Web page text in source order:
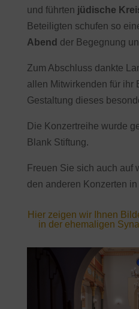
und führten jüdische
Beteiligten schufen so
Abend der Begegnung
Zum Abschluss dankte
allen Mitwirkenden für ihr
Gestaltung dieses
Die Konzertreihe wurde
Blank Stiftung.
Freuen Sie sich auch auf
den anderen Konzerten
Hier zeigen wir Ihnen
in der ehemaligen